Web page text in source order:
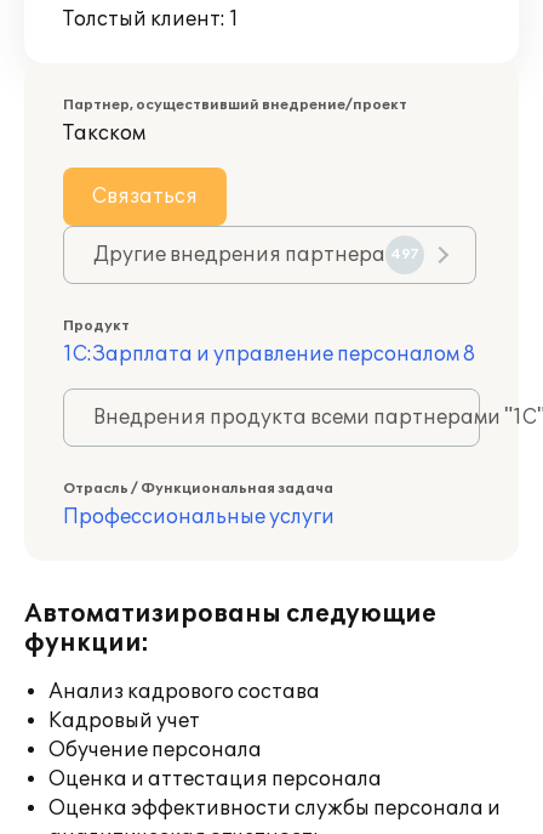
Толстый клиент: 1
Партнер, осуществивший внедрение/проект
Такском
Связаться
Другие внедрения партнера 497
Продукт
1С:Зарплата и управление персоналом 8
Внедрения продукта всеми партнерами
Отрасль / Функциональная задача
Профессиональные услуги
Автоматизированы следующие
функции:
Анализ кадрового состава
Кадровый учет
Обучение персонала
Оценка и аттестация персонала
Оценка эффективности службы персонала и